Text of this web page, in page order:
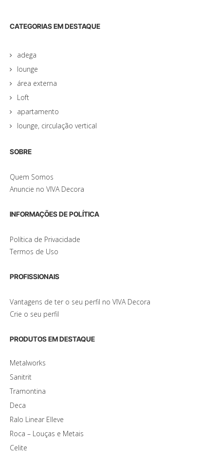
CATEGORIAS EM DESTAQUE
adega
lounge
área externa
Loft
apartamento
lounge, circulação vertical
SOBRE
Quem Somos
Anuncie no VIVA Decora
INFORMAÇÕES DE POLÍTICA
Política de Privacidade
Termos de Uso
PROFISSIONAIS
Vantagens de ter o seu perfil no VIVA Decora
Crie o seu perfil
PRODUTOS EM DESTAQUE
Metalworks
Sanitrit
Tramontina
Deca
Ralo Linear Elleve
Roca – Louças e Metais
Celite